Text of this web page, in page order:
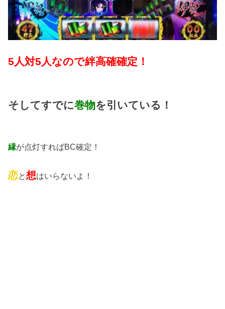
5人対5人なので絆高確確定！
そしてすでに巻物を引いている！
縁が点灯すればBC確定！
恋と想はいらないよ！